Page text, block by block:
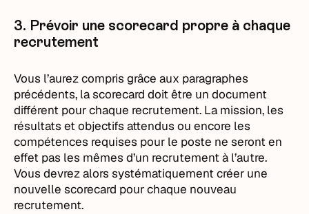
3. Prévoir une scorecard propre à chaque
recrutement
Vous l’aurez compris grâce aux paragraphes
précédents, la scorecard doit être un document
différent pour chaque recrutement. La mission, les
résultats et objectifs attendus ou encore les
compétences requises pour le poste ne seront en
effet pas les mêmes d’un recrutement à l’autre.
Vous devrez alors systématiquement créer une
nouvelle scorecard pour chaque nouveau
recrutement.